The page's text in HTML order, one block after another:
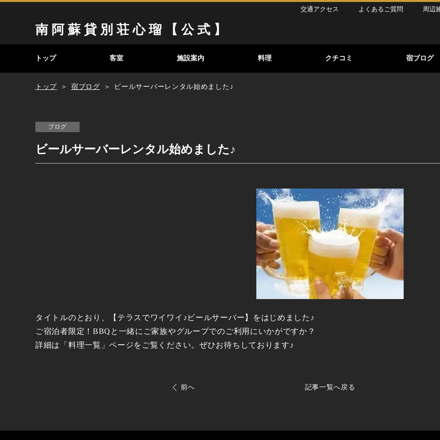
交通アクセス よくあるご質問 周辺
南 阿 蘇 貸 別 荘 心 瑠 【 公 式 】
トップ 客室 施設案内 料理 クチコミ 宿ブログ
トップ 宿ブログ ビールサーバーレンタル始めました♪
ブログ
ビールサーバーレンタル始めました♪
タイトルのとおり、【テラスでワイワイ♪ビールサーバー】をはじめました♪
ご宿泊者限定！BBQと一緒にご家族やグループでのご利用にいかがですか？
詳細は「料理一覧」ページをご覧ください。ぜひお待ちしております♪
前へ 記事一覧へ戻る